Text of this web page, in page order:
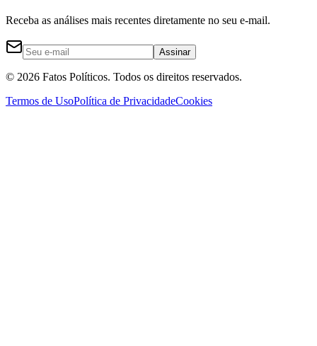
Receba as análises mais recentes diretamente no seu e-mail.
Assinar
© 2026 Fatos Políticos. Todos os direitos reservados.
Termos de UsoPolítica de PrivacidadeCookies